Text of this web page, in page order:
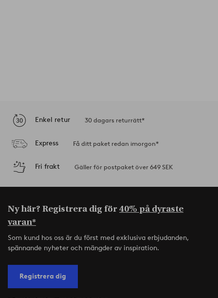
Enkel retur 30 dagars returrätt*
Express Få ditt paket redan imorgon*
Fri frakt Gäller för postpaket över 649 SEK
Ny här? Registrera dig för40% på dyraste
varan*
Som kund hos oss är du först med exklusiva erbjudanden,
spännande nyheter och mängder av inspiration.
Registrera dig